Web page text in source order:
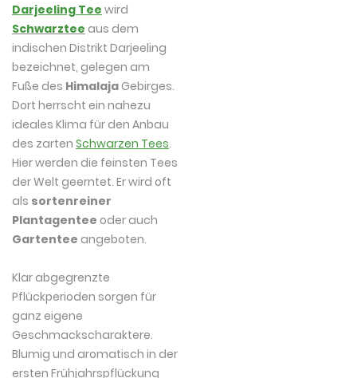
Darjeeling Tee wird
Schwarztee aus dem
indischen Distrikt Darjeeling
bezeichnet, gelegen am
Fuße des Himalaja Gebirges.
Dort herrscht ein nahezu
ideales Klima für den Anbau
des zarten Schwarzen Tees.
Hier werden die feinsten Tees
der Welt geerntet. Er wird oft
als sortenreiner
Plantagentee oder auch
Gartentee angeboten.
Klar abgegrenzte
Pflückperioden sorgen für
ganz eigene
Geschmackscharaktere.
Blumig und aromatisch in der
ersten Frühjahrspflückung